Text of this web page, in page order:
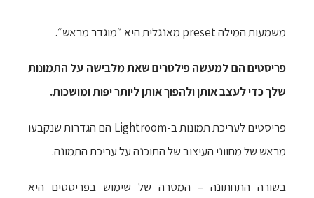
משמעות המילה preset מאנגלית היא ״מוגדר מראש״.
פריסטים הם למעשה פילטרים שאת מלבישה על התמונות
שלך כדי לעצב אותן ולהפוך אותן ליותר יפות ומושכות.
פריסטים לעריכת תמונות ב-Lightroom הם הגדרות שנקבעו
מראש של מחווני העיצוב של התוכנה על עריכת התמונה.
בשורה התחתונה – המטרה של שימוש בפריסטים היא